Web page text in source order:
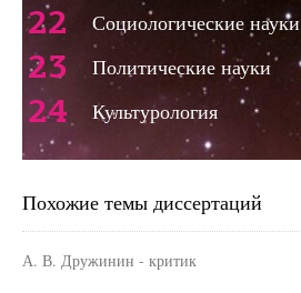
22 Социологические науки
23 Политические науки
24 Культурология
Похожие темы диссертаций
А. В. Дружинин - критик